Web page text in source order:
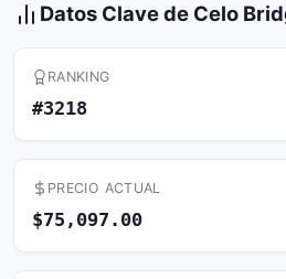
Datos Clave de Celo
RANKING
#3218
PRECIO ACTUAL
$75,097.00